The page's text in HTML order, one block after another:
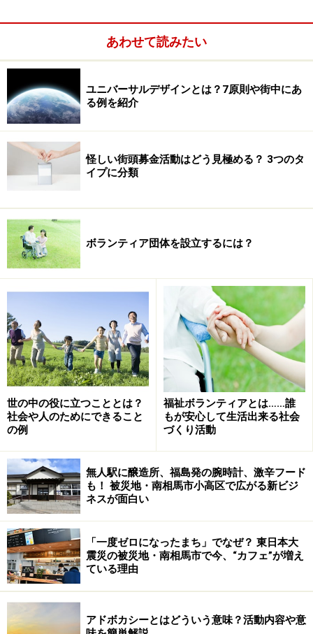
情報は、各地の役所や、ボランティアセンター、災害対
策本部などに集約していますので、インターネットで調
べ、ボランティア募集の有無、現地での集合場所、受付
窓口、活動内容、準備するもの、持ち物などを確認しま
しょう。電話等が可能なら不明点は問いあわせるといい
でしょう。
災害直後は被害の全体像がつかみきれず、また、二次災
害に巻き込まれる危険が残っていることなどを理由に、
ボランティアを受け入れていない場合も少なくありませ
んが、状況は、随時変わっていきます。時間が経つに連
れ、被害状況が把握でき、避難所のニーズも明確化し、
ボランティアの募集も本格的になってきます。
動きやすい服装と、自分の食料や宿泊を確
保して参加
学校や地域センターは緊急避難所として使われます。こ
あわせて読みたい
ユニバーサルデザインとは？7原則や街中にあ
る例を紹介
怪しい街頭募金活動はどう見極める？ 3つのタ
イプに分類
ボランティア団体を設立するには？
世の中の役に立つこととは？
社会や人のためにできること
の例
福祉ボランティアとは……誰
もが安心して生活出来る社会
づくり活動
無人駅に醸造所、福島発の腕時計、激辛フード
も！ 被災地・南相馬市小高区で広がる新ビジ
ネスが面白い
「一度ゼロになったまち」でなぜ？ 東日本大
震災の被災地・南相馬市で今、“カフェ”が増え
ている理由
アドボカシーとはどういう意味？活動内容や意